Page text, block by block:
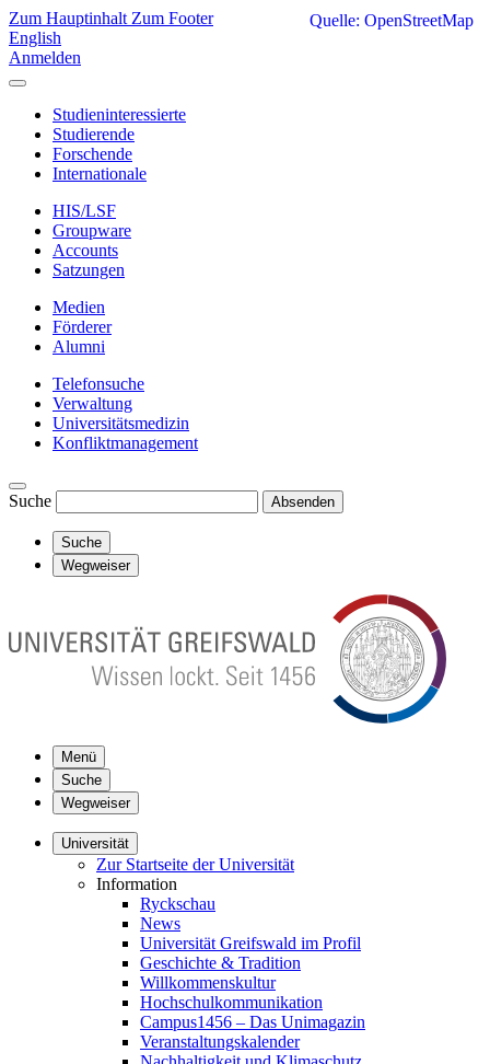
Zum Hauptinhalt Zum Footer
English
Anmelden
Studieninteressierte
Studierende
Forschende
Internationale
HIS/LSF
Groupware
Accounts
Satzungen
Medien
Förderer
Alumni
Telefonsuche
Verwaltung
Universitätsmedizin
Konfliktmanagement
Suche Absenden
Suche
Wegweiser
Menü
Suche
Wegweiser
Universität
Zur Startseite der Universität
Information
Ryckschau
News
Universität Greifswald im Profil
Geschichte & Tradition
Willkommenskultur
Hochschulkommunikation
Campus1456 – Das Unimagazin
Veranstaltungskalender
Quelle: OpenStreetMap